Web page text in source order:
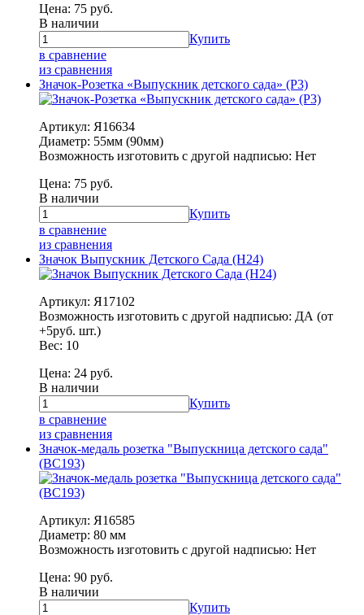
Цена: 75 руб.
В наличии
Купить
в сравнение
из сравнения
Значок-Розетка «Выпускник детского сада» (Р3)
Артикул: Я16634
Диаметр: 55мм (90мм)
Возможность изготовить с другой надписью: Нет
Цена: 75 руб.
В наличии
Купить
в сравнение
из сравнения
Значок Выпускник Детского Сада (Н24)
Артикул: Я17102
Возможность изготовить с другой надписью: ДА (от
+5руб. шт.)
Вес: 10
Цена: 24 руб.
В наличии
Купить
в сравнение
из сравнения
Значок-медаль розетка "Выпускница детского сада"
(ВС193)
Артикул: Я16585
Диаметр: 80 мм
Возможность изготовить с другой надписью: Нет
Цена: 90 руб.
В наличии
Купить